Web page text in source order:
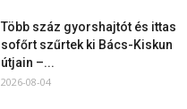
Több száz gyorshajtót és ittas
sofőrt szűrtek ki Bács-Kiskun
útjain –...
2026-08-04